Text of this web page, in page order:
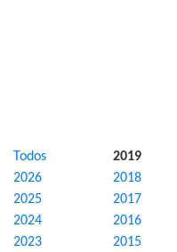
Todos
2026
2025
2024
2023
2019
2018
2017
2016
2015